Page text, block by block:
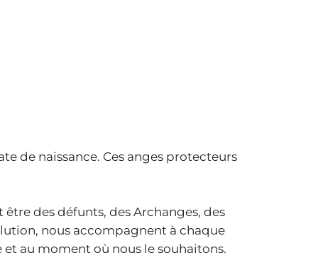
de naissance. Ces anges protecteurs
des défunts, des Archanges, des
nous accompagnent à chaque
au moment où nous le souhaitons.